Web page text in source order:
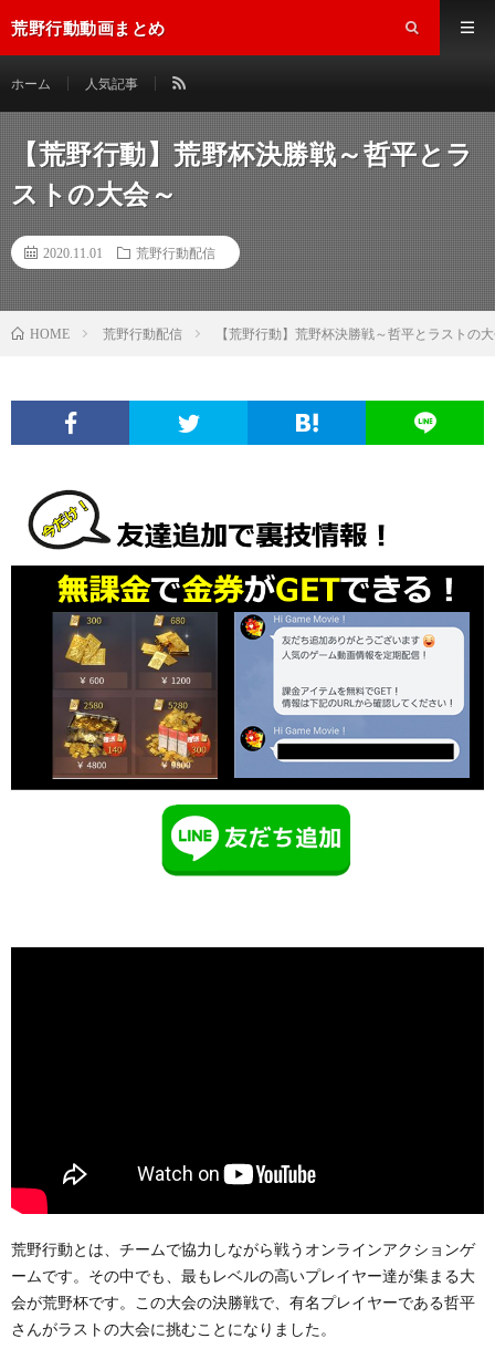
荒野行動動画まとめ
ホーム 人気記事
【荒野行動】荒野杯決勝戦～哲平とラ
ストの大会～
2020.11.01 荒野行動配信
HOME 荒野行動配信 【荒野行動】荒野杯決勝戦～哲平とラストの
荒野行動とは、チームで協力しながら戦うオンラインアクションゲ
ームです。その中でも、最もレベルの高いプレイヤー達が集まる大
会が荒野杯です。この大会の決勝戦で、有名プレイヤーである哲平
さんがラストの大会に挑むことになりました。